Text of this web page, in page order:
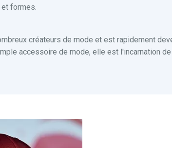
formes.
créateurs de mode et est rapidement
accessoire de mode, elle est l'incarnation de